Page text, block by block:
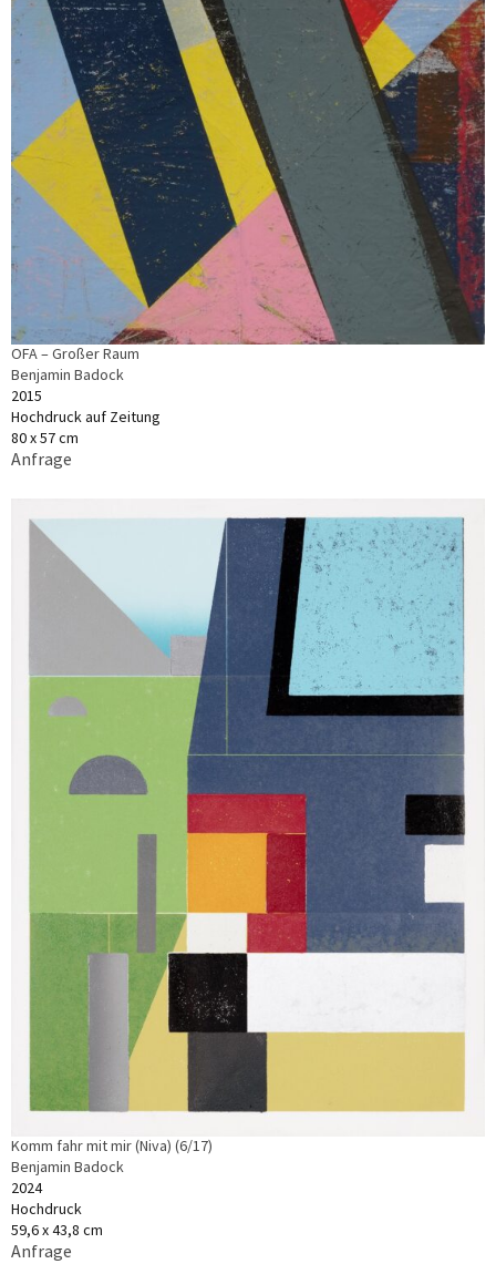
OFA – Großer Raum
Benjamin Badock
2015
Hochdruck auf Zeitung
80 x 57 cm
Anfrage
Komm fahr mit mir (Niva) (6/17)
Benjamin Badock
2024
Hochdruck
59,6 x 43,8 cm
Anfrage